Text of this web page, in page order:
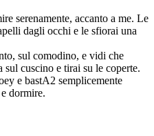
serenamente, accanto a me. Le
dagli occhi e le sfiorai una
sul comodino, e vidi che
cuscino e tirai su le coperte.
e bastA2 semplicemente
dormire.